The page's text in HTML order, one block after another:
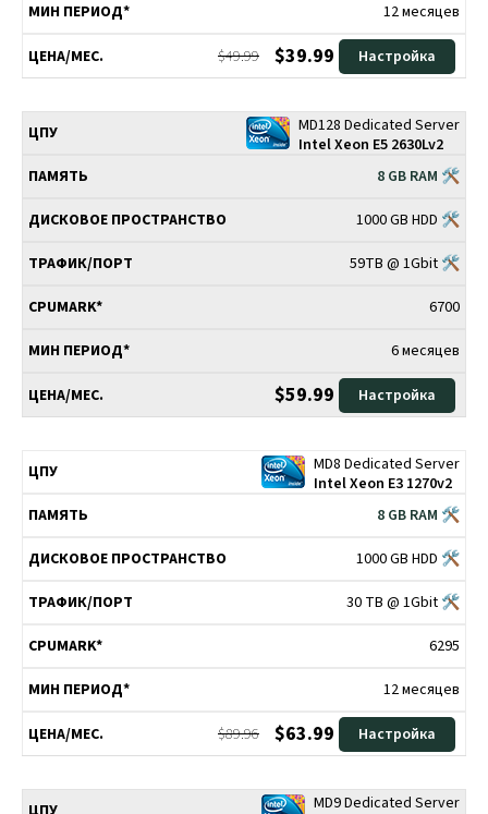
12 месяцев
$49.99 $39.99 Настройка
MD128 Dedicated Server
Intel Xeon E5 2630Lv2
8 GB RAM 🛠
1000 GB HDD 🛠
59TB @ 1Gbit 🛠
6700
6 месяцев
$59.99 Настройка
MD8 Dedicated Server
Intel Xeon E3 1270v2
8 GB RAM 🛠
1000 GB HDD 🛠
30 TB @ 1Gbit 🛠
6295
12 месяцев
$89.96 $63.99 Настройка
MD9 Dedicated Server